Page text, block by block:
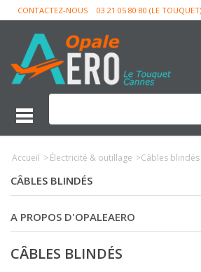
CONTACTEZ-NOUS 03 21 05 80 80 (LE
Accueil >Électricité & outillage >Câbles blindés
CÂBLES BLINDÉS
A PROPOS D'OPALEAERO
CÂBLES BLINDÉS